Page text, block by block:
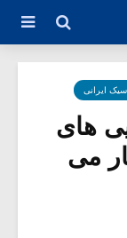
ایرانی
های
می